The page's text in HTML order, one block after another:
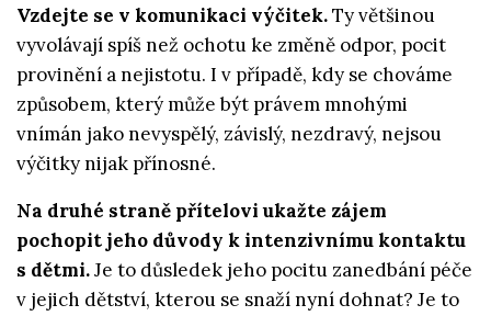
Vzdejte se v komunikaci výčitek.Ty většinou
vyvolávají spíš než ochotu ke změně odpor, pocit
provinění a nejistotu. I v případě, kdy se chováme
způsobem, který může být právem mnohými
vnímán jako nevyspělý, závislý, nezdravý, nejsou
výčitky nijak přínosné.
Na druhé straně přítelovi ukažte zájem
pochopit jeho důvody k intenzivnímu kontaktu
s dětmi.Je to důsledek jeho pocitu zanedbání péče
v jejich dětství, kterou se snaží nyní dohnat? Je to